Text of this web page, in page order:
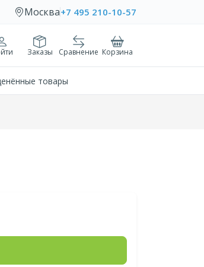
Москва+7 495 210-10-57
Заказы Сравнение Корзина
товары